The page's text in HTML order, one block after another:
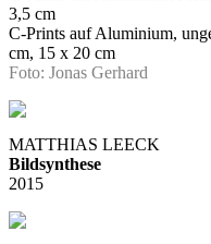
3,5 cm
C-Prints auf Aluminium,
cm, 15 x 20 cm
Foto: Jonas Gerhard
MATTHIAS LEECK
Bildsynthese
2015